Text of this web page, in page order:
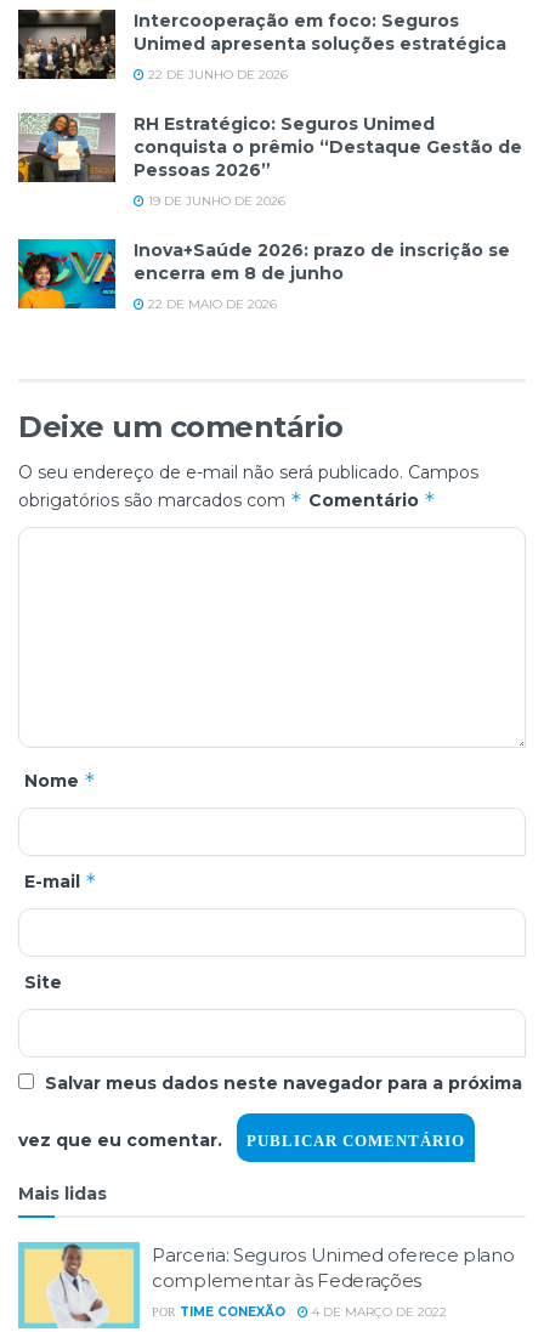
Intercooperação em foco: Seguros
Unimed apresenta soluções estratégica
22 DE JUNHO DE 2026
RH Estratégico: Seguros Unimed
conquista o prêmio “Destaque Gestão de
Pessoas 2026”
19 DE JUNHO DE 2026
Inova+Saúde 2026: prazo de inscrição se
encerra em 8 de junho
22 DE MAIO DE 2026
Deixe um comentário
O seu endereço de e-mail não será publicado. Campos
obrigatórios são marcados com * Comentário *
Nome *
E-mail *
Site
Salvar meus dados neste navegador para a próxima
vez que eu comentar.
Mais lidas
Parceria: Seguros Unimed oferece plano
complementar às Federações
POR TIME CONEXÃO 4 DE MARÇO DE 2022